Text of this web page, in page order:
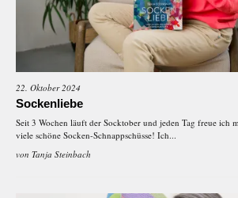
22. Oktober 2024
Sockenliebe
Seit 3 Wochen läuft der Socktober und jeden Tag freue ich
viele schöne Socken-Schnappschüsse! Ich...
von Tanja Steinbach